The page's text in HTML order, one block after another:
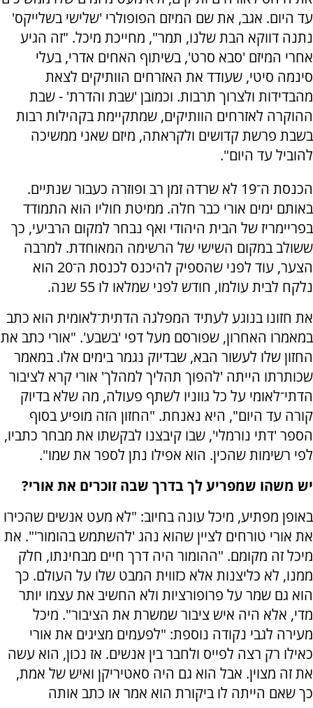
עד היום. אגב, את שם המיזם הפופולרי 'שלישי בשלייקס'
נתנה דווקא הבת שלנו, תמר", מחייכת מיכל. "זה הגיע
אחרי המיזם 'סבא סרט', בשיתוף האחים אדרי, בעלי
סינמה סיטי, שעודד את האזרחים הוותיקים לצאת
מהבדידות ולצרוך תרבות. וכמובן 'שבת והדרת' - שבת
ההוקרה לאזרחים הוותיקים, שמתקיימת בקהילות רבות
בשבת פרשת קדושים ולקראתה, מיזם שאני ממשיכה
להוביל עד היום".
הכנסת ה־19 לא שרדה זמן רב ופוזרה כעבור שנתיים.
באותם ימים אורי כבר חלה. ממיטת חוליו הוא התמודד
בפריימריז של הבית היהודי ואף נבחר למקום הרביעי, כך
ששולב במקום השישי של הרשימה המאוחדת. למרבה
הצער, עוד לפני שהספיק להיכנס לכנסת ה־20 הוא
נלקח לבית עולמו, חודש לפני שמלאו לו 55 שנה.
את חזונו בנוגע לעתיד המפלגה הדתית־לאומית הוא כתב
במאמרו האחרון, שפורסם מעל דפי 'בשבע'. "אורי כתב את
החזון שלו לעשור הבא, שבדיוק נגמר בימים אלו. במאמר
שכותרתו הייתה 'להפוך תהליך למהלך' אורי קרא לציבור
הדתי־לאומי על כל גווניו לשתף פעולה, מה שלא בדיוק
קורה עד היום", היא נאנחת. "החזון הזה מופיע בסוף
הספר 'דתי נורמלי', שבו קיבצנו לבקשתו את מבחר כתביו,
לפי רשימות שהכין. הוא אפילו נתן לספר את שמו".
יש משהו שמפריע לך בדרך שבה זוכרים את אורי?
באופן מפתיע, מיכל עונה בחיוב: "לא מעט אנשים שהכירו
את אורי טורחים לציין שהוא נהג 'להשתמש בהומור'". את
מיכל זה מקומם. "ההומור היה דרך חיים מבחינתו, חלק
ממנו, לא כליצנות אלא כזווית המבט שלו על העולם. כך
הוא גם שמר על פרופורציות ולא החשיב את עצמו יותר
מדי, אלא היה איש ציבור שמשרת את הציבור". מיכל
מעירה לגבי נקודה נוספת: "לפעמים מציגים את אורי
כאילו רק רצה לפייס ולחבר בין אנשים. אז נכון, הוא עשה
את זה מצוין. אבל הוא גם היה סאטיריקן ואיש של אמת,
כך שאם הייתה לו ביקורת הוא אמר או כתב אותה